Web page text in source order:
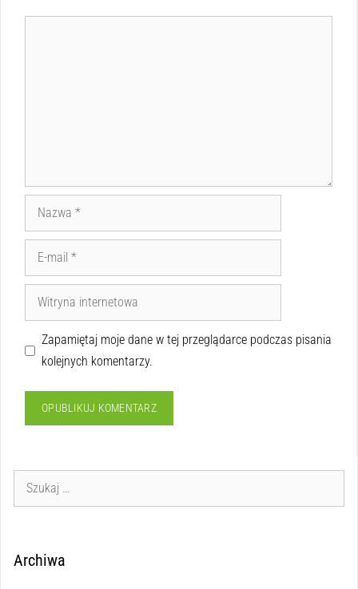
Zapamiętaj moje dane w tej przeglądarce podczas pisania
kolejnych komentarzy.
Archiwa